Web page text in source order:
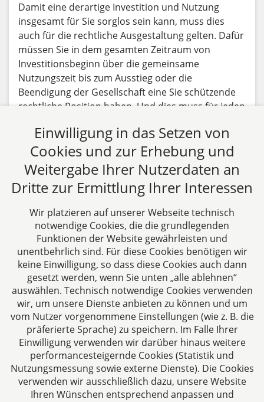
Damit eine derartige Investition und Nutzung
insgesamt für Sie sorglos sein kann, muss dies
auch für die rechtliche Ausgestaltung gelten. Dafür
müssen Sie in dem gesamten Zeitraum von
Investitionsbeginn über die gemeinsame
Nutzungszeit bis zum Ausstieg oder die
Beendigung der Gesellschaft eine Sie schützende
rechtliche Position haben. Und dies muss für jeden
gelten.
Beitrag lesen
Alle Fachbeiträge anzeigen
CTC LEGAL
Aachen
Jülicher Straße 215
52070 Aachen
Deutschland
Tel: +49 241 94621-0
Fax: +49 241 94621-111
Einwilligung in das Setzen von
Cookies und zur Erhebung und
Weitergabe Ihrer Nutzerdaten an
Dritte zur Ermittlung Ihrer Interessen
Wir platzieren auf unserer Webseite technisch
notwendige Cookies, die die grundlegenden
Funktionen der Website gewährleisten und
unentbehrlich sind. Für diese Cookies benötigen wir
keine Einwilligung, so dass diese Cookies auch dann
gesetzt werden, wenn Sie unten „alle ablehnen“
auswählen. Technisch notwendige Cookies verwenden
wir, um unsere Dienste anbieten zu können und um
vom Nutzer vorgenommene Einstellungen (wie z. B. die
präferierte Sprache) zu speichern. Im Falle Ihrer
Einwilligung verwenden wir darüber hinaus weitere
performancesteigernde Cookies (Statistik und
Nutzungsmessung sowie externe Dienste). Die Cookies
verwenden wir ausschließlich dazu, unsere Website
Ihren Wünschen entsprechend anpassen und